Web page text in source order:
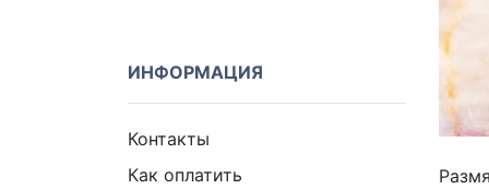
ИНФОРМАЦИЯ
Контакты
Как оплатить